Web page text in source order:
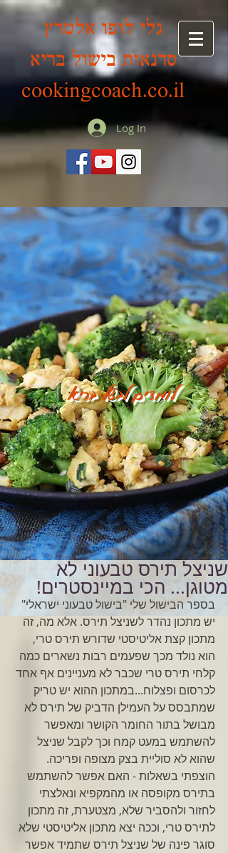
גלי לופו אלטרץ
סדנאות בישול בריא
cookingcoach.co.il
Log In
לומדים לבשל בריא
שניצל תירס טבעוני לא
מטוגן... הכי במיינסטרים!
בספר הבישול שלי "בישול טבעוני ישראלי"
יש מתכון נהדר לשניצל תירס. אלא מה, זה
מתכון קצת אליטיסטי שדורש תירס טרי,
הוא נולד מכך שפעמים רבות נשארים כמה
קלחי תירס טרי שכבר לא מעניינים אף אחד
לכרסום ופצלוח...במתכון ההוא יש טריק
שמתבסס על העמילן הדביק של תירס לא
מבושל בתור החומר הקושר ומאפשר
להשתמש במעט קמח וכך לקבל שניצל
שהוא לא סוליית בצק מצופה ופריכה.
הוצפתי בשאלות - האם אפשר להשתמש
בתירס מקופסה או מהמקפיא ונאלצתי
לחזור ולהסביר שלא, מצטערת, זה מתכון
לתירס טרי, וככה יצא מתכון אליטיסטי שלא
סוגר פינה של שניצל תירס שתמיד אפשר